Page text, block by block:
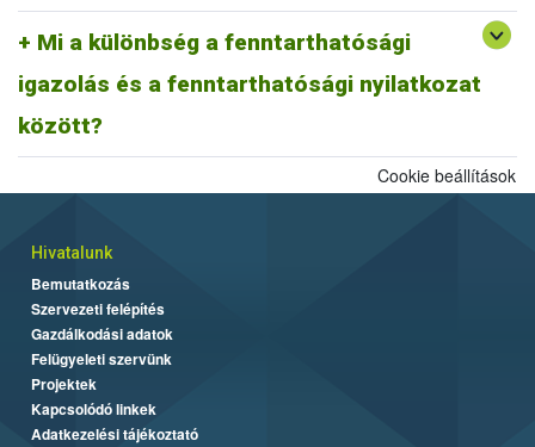
Mi a különbség a fenntarthatósági
igazolás és a fenntarthatósági nyilatkozat
között?
A fentiek alapján fenntarthatósági nyilatkozatnak minősül a
biomassza igazolás is, ahogyan egy ISCC farm nyilatkozat is,
más tagállami fenntarthatósági rendszer szerinti fenntarthatósági
dokumentum is.
Cookie beállítások
Hivatalunk
Bemutatkozás
Szervezeti felépítés
Gazdálkodási adatok
Felügyeleti szervünk
Projektek
Kapcsolódó linkek
Adatkezelési tájékoztató